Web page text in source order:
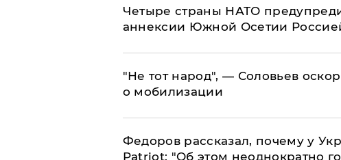
Четыре страны НАТО
аннексии Южной Осетии
​"Не тот народ", — Соловьев
о мобилизации
Федоров рассказал, почему у
Patriot: "Об этом неоднократно